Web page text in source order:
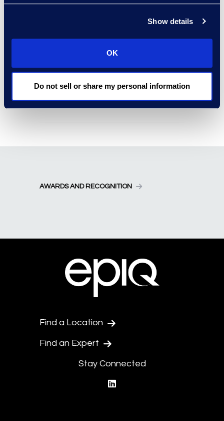
Show details
OK
Do not sell or share my personal information
再びバンド1にランクイン
READ MORE
の電子公聴会で利用可能に
05/18/2026
READ MORE
AWARDS AND RECOGNITION
Find a Location
Find an Expert
Stay Connected